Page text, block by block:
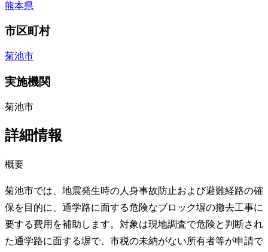
熊本県
市区町村
菊池市
実施機関
菊池市
詳細情報
概要
菊池市では、地震発生時の人身事故防止および避難経路の確
保を目的に、通学路に面する危険なブロック塀の撤去工事に
要する費用を補助します。対象は現地調査で危険と判断され
た通学路に面する塀で、市税の未納がない所有者等が申請で